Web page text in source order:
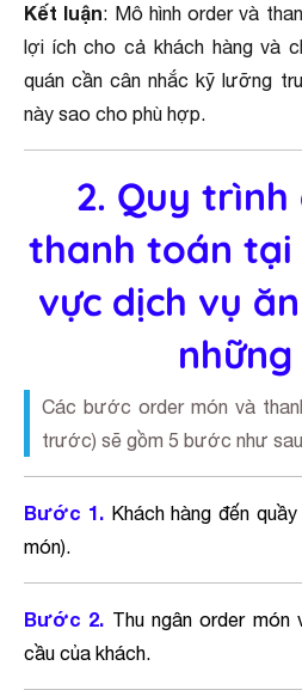
Kết luận: Mô hình order và
lợi ích cho cả khách hàng và
quán cần cân nhắc kỹ lưỡng
này sao cho phù hợp.
2. Quy
thanh toán tại
vực dịch vụ
những
Các bước order món và
trước) sẽ gồm 5 bước như
Bước 1. Khách hàng đến
món).
Bước 2. Thu ngân order món
cầu của khách.